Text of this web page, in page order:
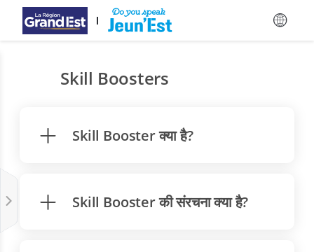
मुख्य विषय-वस्तु पर जाएँ
Skill Boosters
Skill Booster क्या है?
Skill Booster की संरचना क्या है?